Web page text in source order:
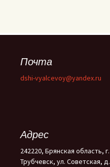
Почта
dshi-vyalcevoy@yandex.ru
Адрес
242220, Брянская область, г.
Трубчевск, ул. Советская, д.